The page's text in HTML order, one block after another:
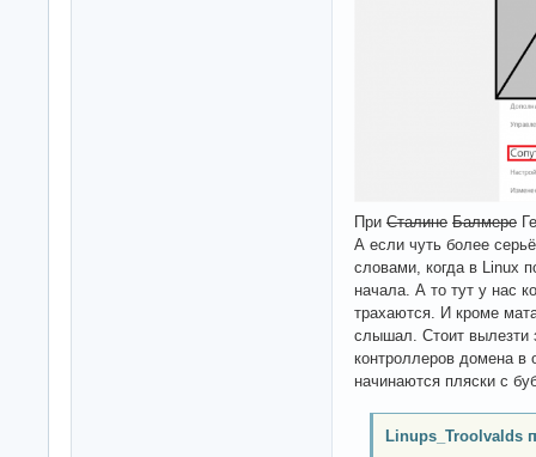
При Сталине Балмере
А если чуть более
словами, когда в Linux
начала. А то тут у нас
трахаются. И кроме
слышал. Стоит вылезти
контроллеров домена в
начинаются пляски с
Linups_Troolvalds